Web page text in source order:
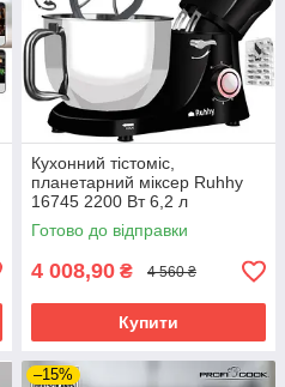
Кухонний тістоміс,
планетарний міксер Ruhhy
16745 2200 Вт 6,2 л
Готово до відправки
4 008,90 ₴ 4 560 ₴
Купити
–15%